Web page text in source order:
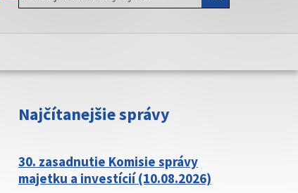
Zabezpečená stránka vždy začína
sídla.
Najčítanejšie správy
30. zasadnutie Komisie správy
majetku a investícií (10.08.2026)